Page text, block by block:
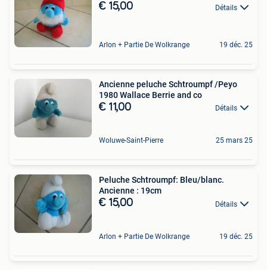
€ 15,00 Détails
Arlon + Partie De Wolkrange 19 déc. 25
Ancienne peluche Schtroumpf /Peyo
1980 Wallace Berrie and co
€ 11,00 Détails
Woluwe-Saint-Pierre 25 mars 25
Peluche Schtroumpf: Bleu/blanc.
Ancienne : 19cm
€ 15,00 Détails
Arlon + Partie De Wolkrange 19 déc. 25